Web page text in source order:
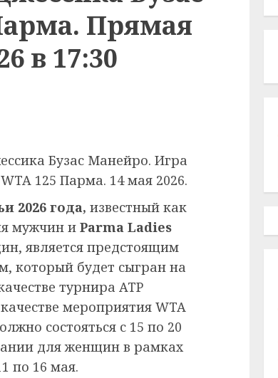
Прямая
в 17:30
Бузас Манейро. Игра
125 Парма. 14 мая 2026.
2026 года, известный как
мужчин и Parma Ladies
является предстоящим
который будет сыгран на
турнира ATP
мероприятия WTA
состояться с 15 по 20
для женщин в рамках
по 16 мая.